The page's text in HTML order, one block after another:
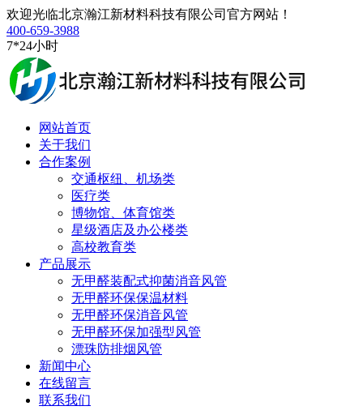
欢迎光临北京瀚江新材料科技有限公司官方网站！
400-659-3988
7*24小时
网站首页
关于我们
合作案例
交通枢纽、机场类
医疗类
博物馆、体育馆类
星级酒店及办公楼类
高校教育类
产品展示
无甲醛装配式抑菌消音风管
无甲醛环保保温材料
无甲醛环保消音风管
无甲醛环保加强型风管
漂珠防排烟风管
新闻中心
在线留言
联系我们